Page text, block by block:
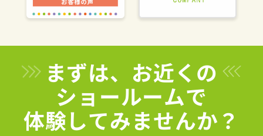
まずは、お近くの
ショールームで
体験してみませんか？